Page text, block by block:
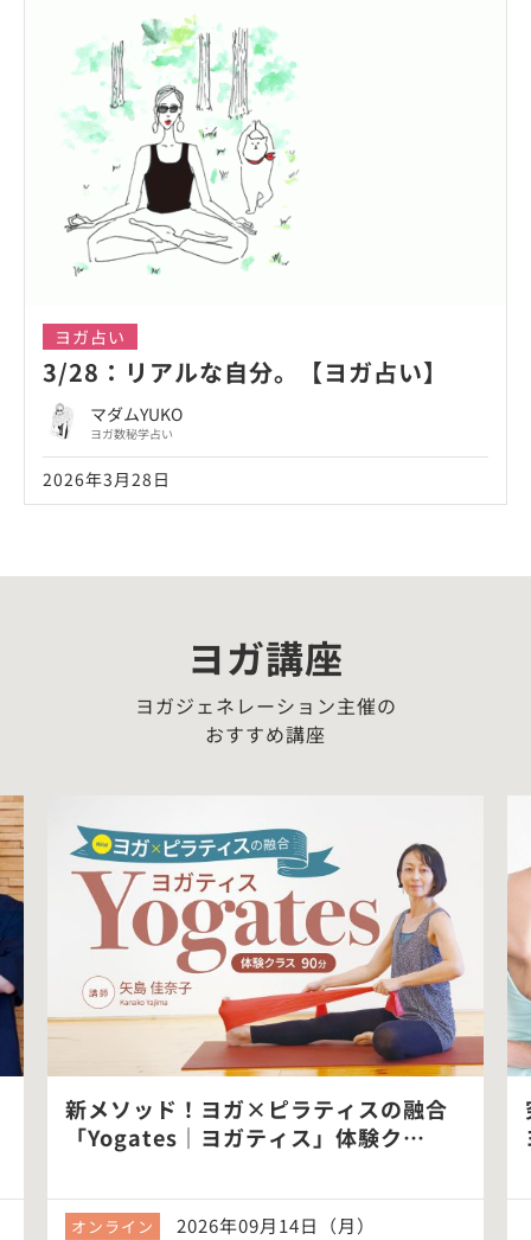
ヨガ占い
3/28：リアルな自分。【ヨガ占い】
マダムYUKO
ヨガ数秘学占い
2026年3月28日
ヨガ講座
ヨガジェネレーション主催の
おすすめ講座
新メソッド！ヨガ×ピラティスの融合
「Yogates｜ヨガティス」体験ク…
オンライン 2026年09月14日（月）